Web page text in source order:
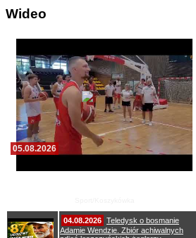
Wideo
05.08.2026
04.08.2026 Teledysk o bosmanie
Adamie Wendzie. Zbiór achiwalnych